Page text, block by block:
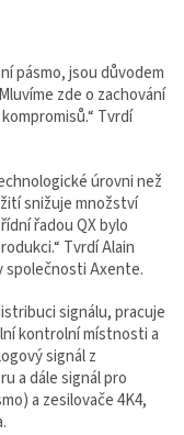
pásmo, jsou důvodem
zde o zachování
Tvrdí
úrovni než
snižuje množství
řadou QX bylo
Tvrdí Alain
společnosti Axente.
signálu, pracuje
kontrolní místnosti a
signál z
a dále signál pro
a zesilovače 4K4,